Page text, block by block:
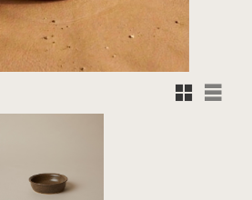
Rutnätsvy
Listvy